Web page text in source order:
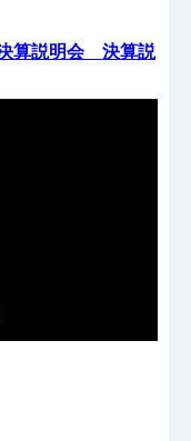
算説明会 決算説